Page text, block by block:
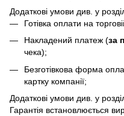
Додаткові умови див. у
Готівка оплати на
Накладений платеж (за
чека);
Безготівкова форма
картку компанії;
Додаткові умови див. у
Гарантія встановлюється